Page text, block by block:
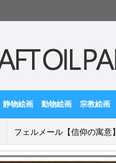
静物絵画 動物絵画 宗教絵画
フェルメール【信仰の寓意】